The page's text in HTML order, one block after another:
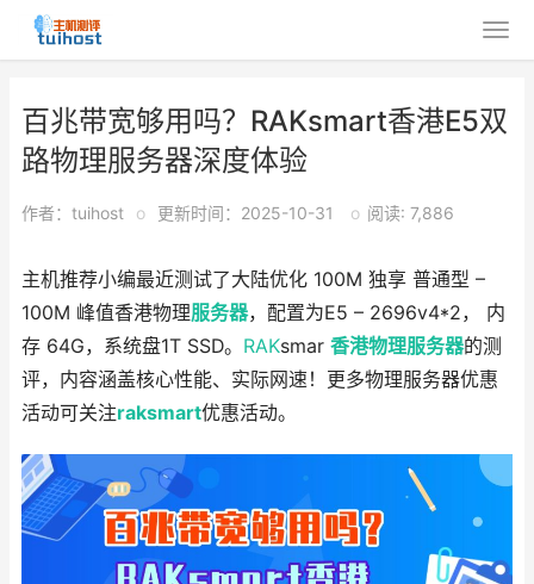
百兆带宽够用吗？RAKsmart香港E5双
路物理服务器深度体验
作者：tuihost o 更新时间：2025-10-31 o 阅读: 7,886
主机推荐小编最近测试了大陆优化 100M 独享 普通型 –
100M 峰值香港物理服务器，配置为E5 – 2696v4*2， 内
存 64G，系统盘1T SSD。 RAKsmar 香港物理服务器的测
评，内容涵盖核心性能、实际网速！更多物理服务器优惠
活动可关注raksmart优惠活动。